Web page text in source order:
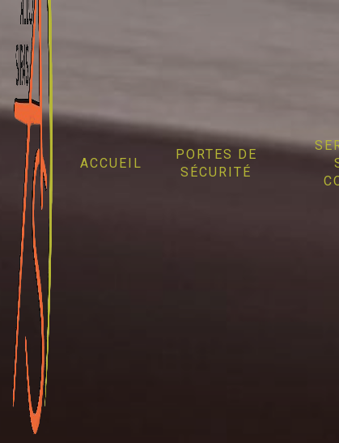
ACCUEIL
PORTES DE
SÉCURITÉ
Panneau de gestion des cookies